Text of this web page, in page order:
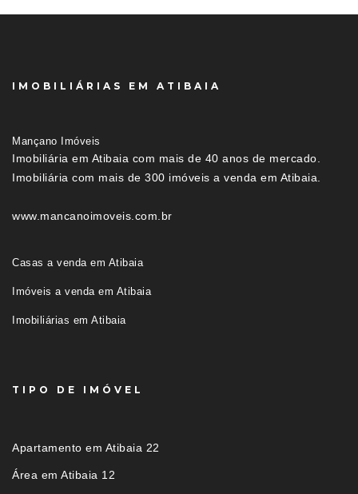
IMOBILIÁRIAS EM ATIBAIA
Mançano Imóveis
Imobiliária em Atibaia com mais de 40 anos de mercado.
Imobiliária com mais de 300 imóveis a venda em Atibaia.
www.mancanoimoveis.com.br
Casas a venda em Atibaia
Imóveis a venda em Atibaia
Imobiliárias em Atibaia
TIPO DE IMÓVEL
Apartamento em Atibaia 22
Área em Atibaia 12